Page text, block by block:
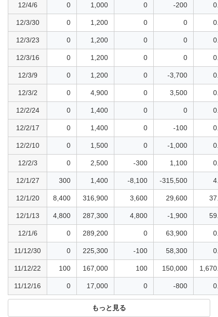
12/4/6 0 1,000 0 -200
12/3/30 0 1,200 0 0
12/3/23 0 1,200 0 0
12/3/16 0 1,200 0 0
12/3/9 0 1,200 0 -3,700
12/3/2 0 4,900 0 3,500
12/2/24 0 1,400 0 0
12/2/17 0 1,400 0 -100
12/2/10 0 1,500 0 -1,000
12/2/3 0 2,500 -300 1,100
12/1/27 300 1,400 -8,100 -315,500
12/1/20 8,400 316,900 3,600 29,600
12/1/13 4,800 287,300 4,800 -1,900
12/1/6 0 289,200 0 63,900
11/12/30 0 225,300 -100 58,300
11/12/22 100 167,000 100 150,000
11/12/16 0 17,000 0 -800
もっと見る